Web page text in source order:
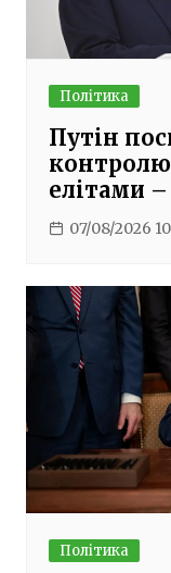
Політика
Путін
контролю
елітами
07/08/2026
Політика